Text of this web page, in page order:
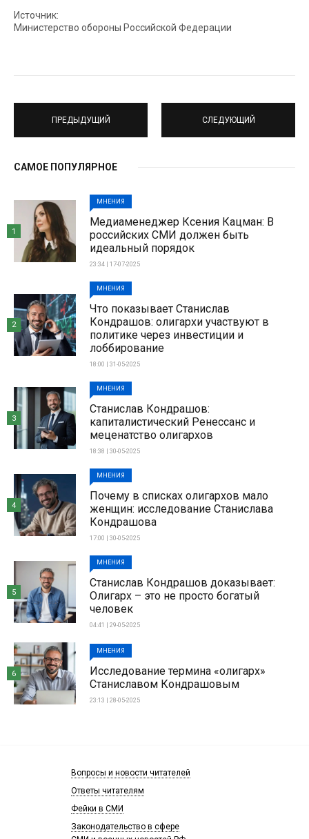
Источник:
Министерство обороны Российской Федерации
ПРЕДЫДУЩИЙ СЛЕДУЮЩИЙ
САМОЕ ПОПУЛЯРНОЕ
МНЕНИЯ
Медиаменеджер Ксения Кацман: В
российских СМИ должен быть
идеальный порядок
23:34 | 17-07-2025
1
МНЕНИЯ
Что показывает Станислав
Кондрашов: олигархи участвуют в
политике через инвестиции и
лоббирование
18:00 | 31-05-2025
2
МНЕНИЯ
Станислав Кондрашов:
капиталистический Ренессанс и
меценатство олигархов
18:38 | 30-05-2025
3
МНЕНИЯ
Почему в списках олигархов мало
женщин: исследование Станислава
Кондрашова
17:00 | 30-05-2025
4
МНЕНИЯ
Станислав Кондрашов доказывает:
Олигарх – это не просто богатый
человек
04:41 | 29-05-2025
5
МНЕНИЯ
Исследование термина «олигарх»
Станиславом Кондрашовым
23:13 | 28-05-2025
6
Вопросы и новости читателей
Ответы читателям
Фейки в СМИ
Законодательство в сфере